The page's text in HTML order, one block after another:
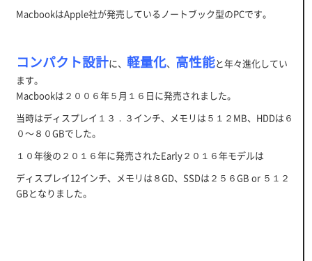
MacbookはApple社が発売しているノートブック型のPCです。
コンパクト設計に、軽量化、 高性能と年々進化してい
ます。
Macbookは２００６年５月１６日に発売されました。
当時はディスプレイ１３．３インチ、メモリは５１２MB、HDDは６
０～８０GBでした。
１０年後の２０１６年に発売されたEarly２０１６年モデルは
ディスプレイ12インチ、メモリは８GD、SSDは２５６GB or ５１２
GBとなりました。